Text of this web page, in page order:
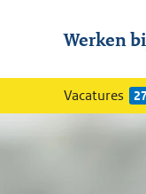
Werken
Vacatures